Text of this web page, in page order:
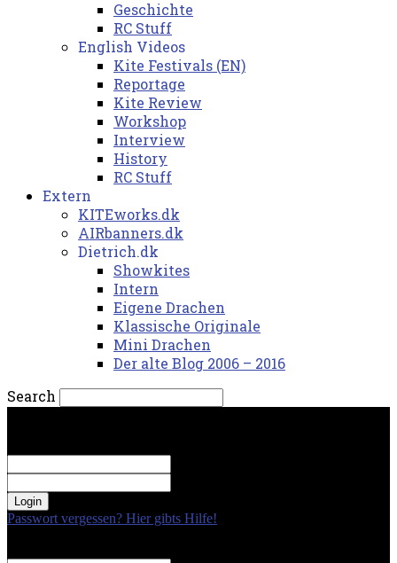
Geschichte
RC Stuff
English Videos
Kite Festivals (EN)
Reportage
Kite Review
Workshop
Interview
History
RC Stuff
Extern
KITEworks.dk
AIRbanners.dk
Dietrich.dk
Showkites
Intern
Eigene Drachen
Klassische Originale
Mini Drachen
Der alte Blog 2006 – 2016
Search
Passwort vergessen? Hier gibts Hilfe!